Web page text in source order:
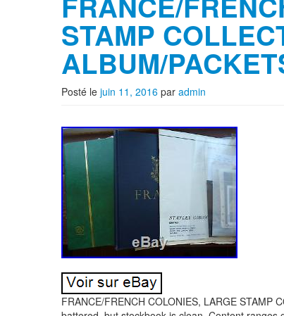
STAMP
ALBUM/
Posté le juin 11, 2016 par admin
FRANCE/FRENCH COLONIES, LARGE STAMP